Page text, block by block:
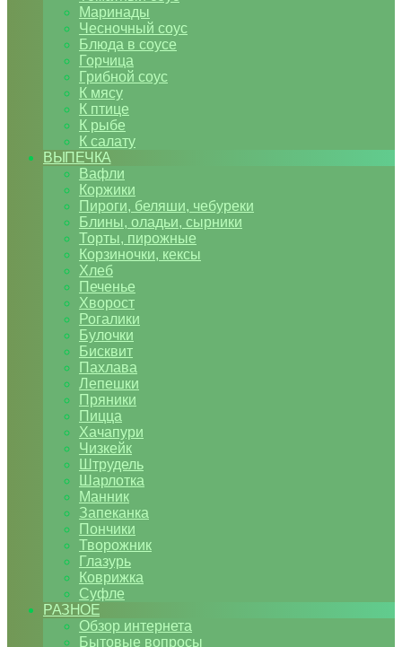
Маринады
Чесночный соус
Блюда в соусе
Горчица
Грибной соус
К мясу
К птице
К рыбе
К салату
ВЫПЕЧКА
Вафли
Коржики
Пироги, беляши, чебуреки
Блины, оладьи, сырники
Торты, пирожные
Корзиночки, кексы
Хлеб
Печенье
Хворост
Рогалики
Булочки
Бисквит
Пахлава
Лепешки
Пряники
Пицца
Хачапури
Чизкейк
Штрудель
Шарлотка
Манник
Запеканка
Пончики
Творожник
Глазурь
Коврижка
Суфле
РАЗНОЕ
Обзор интернета
Бытовые вопросы